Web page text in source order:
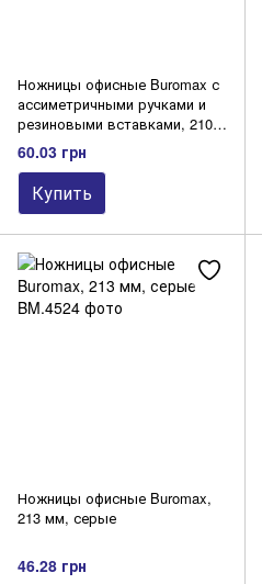
Ножницы офисные Buromax с
ассиметричными ручками и
резиновыми вставками, 210
мм, черные,
60.03 грн
Купить
Ножницы офисные Buromax,
213 мм, серые
46.28 грн